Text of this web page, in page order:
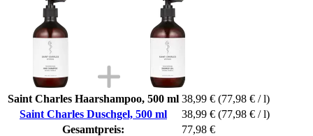
Saint Charles Haarshampoo, 500 ml 38,99 € (77,98 € / l)
Saint Charles Duschgel, 500 ml
38,99 € (77,98 € / l)
Gesamtpreis:
77,98 €